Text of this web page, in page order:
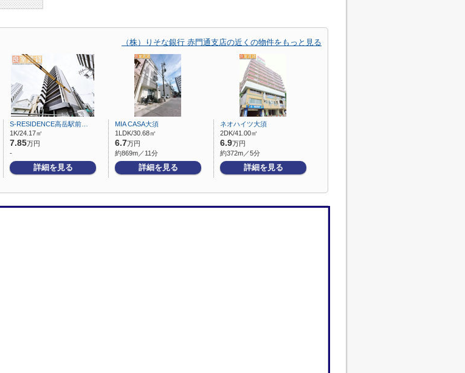
（株）りそな銀行 赤門通支店の近くの物件をもっと見る
S-RESIDENCE高岳駅前…
1K/24.17㎡
7.85万円
-
詳細を見る
MIA CASA大須
1LDK/30.68㎡
6.7万円
約869m／11分
詳細を見る
ネオハイツ大須
2DK/41.00㎡
6.9万円
約372m／5分
詳細を見る